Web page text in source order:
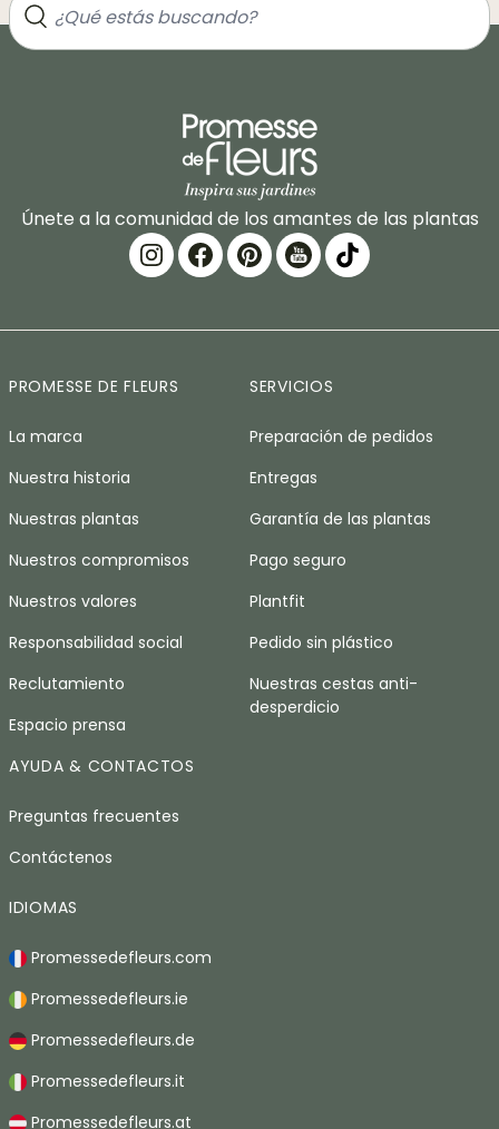
Únete a la comunidad de los amantes de las plantas
PROMESSE DE FLEURS
La marca
Nuestra historia
Nuestras plantas
Nuestros compromisos
Nuestros valores
Responsabilidad social
Reclutamiento
Espacio prensa
SERVICIOS
Preparación de pedidos
Entregas
Garantía de las plantas
Pago seguro
Plantfit
Pedido sin plástico
Nuestras cestas anti-
desperdicio
AYUDA & CONTACTOS
Preguntas frecuentes
Contáctenos
IDIOMAS
Promessedefleurs.com
Promessedefleurs.ie
Promessedefleurs.de
Promessedefleurs.it
Promessedefleurs.at